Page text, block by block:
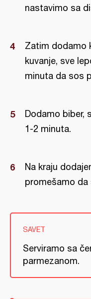
nastavimo sa
Zatim dodamo
kuvanje, sve
minuta da sos
Dodamo biber,
1-2 minuta.
Na kraju
promešamo
SAVET
Serviramo sa
parmezanom.